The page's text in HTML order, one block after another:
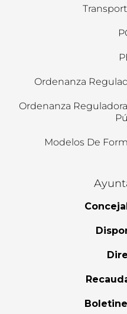
Ordenanza
Ordenanza Reguladora
Modelos De